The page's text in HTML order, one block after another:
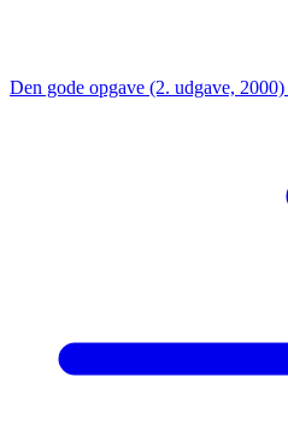
Den gode opgave (2. udgave, 2000)